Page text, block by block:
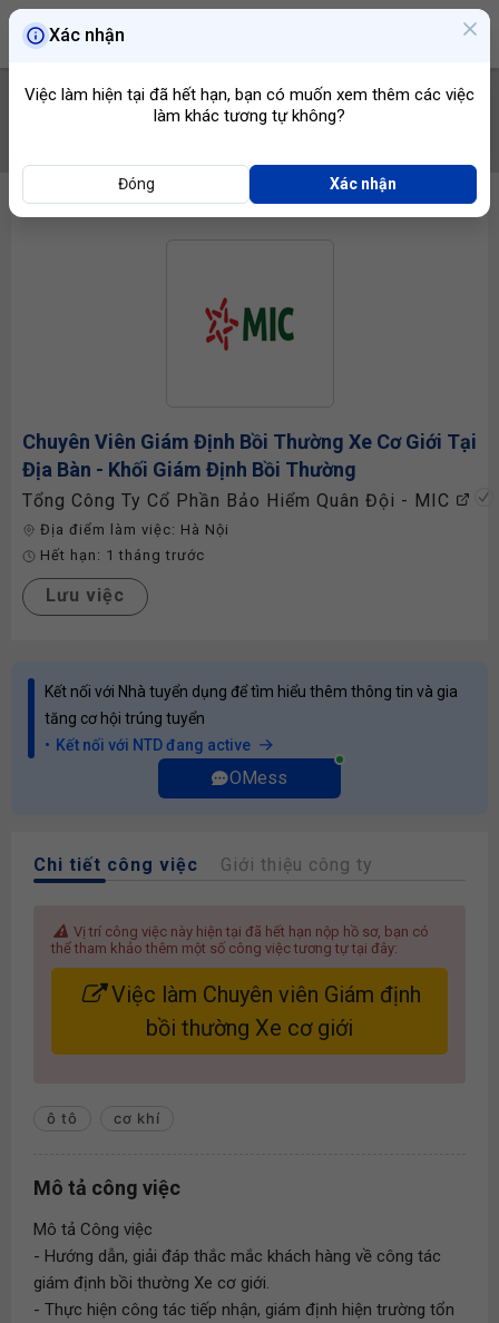
Chuyên Viên Giám Định Bồi Thường Xe Cơ Giới Tại
Địa Bàn - Khối Giám Định Bồi Thường
Tổng Công Ty Cổ Phần Bảo Hiểm Quân Đội - MIC
Địa điểm làm việc: Hà Nội
Hết hạn: 1 tháng trước
Lưu việc
Kết nối với Nhà tuyển dụng để tìm hiểu thêm thông tin và gia
tăng cơ hội trúng tuyển
Kết nối với NTD đang active
OMess
Chi tiết công việc Giới thiệu công ty
Vị trí công việc này hiện tại đã hết hạn nộp hồ sơ, bạn có
thể tham khảo thêm một số công việc tương tự tại đây:
Việc làm Chuyên viên Giám định
bồi thường Xe cơ giới
ô tô cơ khí
Mô tả công việc
Mô tả Công việc
- Hướng dẫn, giải đáp thắc mắc khách hàng về công tác
giám định bồi thường Xe cơ giới.
- Thực hiện công tác tiếp nhận, giám định hiện trường tổn
Xác nhận
Việc làm hiện tại đã hết hạn, bạn có muốn xem thêm các việc
làm khác tương tự không?
Đóng Xác nhận